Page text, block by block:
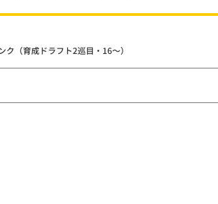
（育成ドラフト2巡目・16～）